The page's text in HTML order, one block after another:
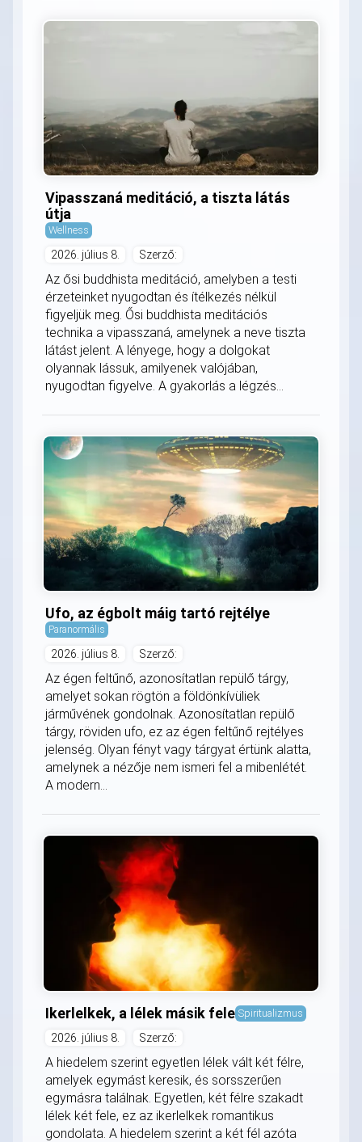
Vipasszaná meditáció, a tiszta látás
útja
Wellness
2026. július 8. Szerző:
Az ősi buddhista meditáció, amelyben a testi
érzeteinket nyugodtan és ítélkezés nélkül
figyeljük meg. Ősi buddhista meditációs
technika a vipasszaná, amelynek a neve tiszta
látást jelent. A lényege, hogy a dolgokat
olyannak lássuk, amilyenek valójában,
nyugodtan figyelve. A gyakorlás a légzés...
Ufo, az égbolt máig tartó rejtélye
Paranormális
2026. július 8. Szerző:
Az égen feltűnő, azonosítatlan repülő tárgy,
amelyet sokan rögtön a földönkívüliek
járművének gondolnak. Azonosítatlan repülő
tárgy, röviden ufo, ez az égen feltűnő rejtélyes
jelenség. Olyan fényt vagy tárgyat értünk alatta,
amelynek a nézője nem ismeri fel a mibenlétét.
A modern...
Ikerlelkek, a lélek másik fele Spiritualizmus
2026. július 8. Szerző:
A hiedelem szerint egyetlen lélek vált két félre,
amelyek egymást keresik, és sorsszerűen
egymásra találnak. Egyetlen, két félre szakadt
lélek két fele, ez az ikerlelkek romantikus
gondolata. A hiedelem szerint a két fél azóta